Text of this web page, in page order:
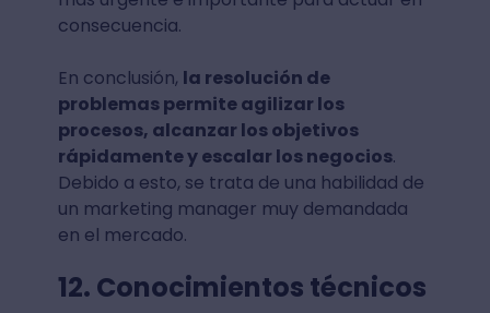
consecuencia.
En conclusión, la resolución de
problemas permite agilizar los
procesos, alcanzar los objetivos
rápidamente y escalar los negocios.
Debido a esto, se trata de una habilidad de
un marketing manager muy demandada
en el mercado.
12. Conocimientos técnicos